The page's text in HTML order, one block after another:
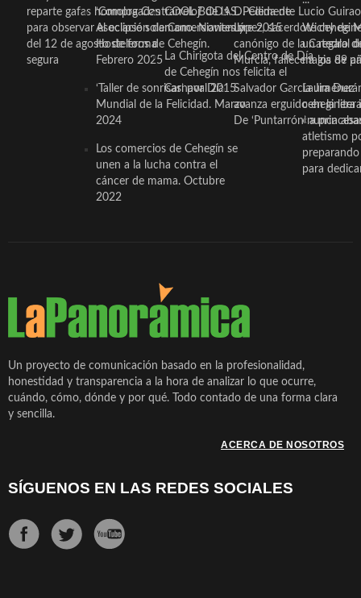
reparte gafas homologadas
para observar el eclipse solar
del 12 de agosto de forma
segura
‘Compra Contrarreloj’ de la
Asociación de Comerciantes y
Hosteleros de Cehegín.
Febrero 2025
‘Taller de sonrisas’ por Día
Mundial de la Felicidad. Marzo
2024
Los comercios de Cehegín se
unen a la lucha contra el
cáncer de mama. Octubre
2022
COOL BODAS. Pedida de
mano. Noviembre 2015
La Chirigota del Centro de Día
de Cehegín nos felicita el
Carnaval 2015
D. Clemente Lucio Guirao
López, sacerdote
canónigo de la Catedral
Murcia, fallece a los 89
Salvador García Jiménez
avanza erguido en la
De ‘Puntarrón’ a
Wichy de
un regalo
magia de
Laura
ceheginera
«nunca
atletismo
para
Un proyecto de comunicación basado en la profesionalidad,
honestidad y transparencia a la hora de analizar lo que ocurre,
cuándo, cómo, dónde y por qué. Todo contado de una forma clara
y sencilla.
ACERCA DE NOSOTROS
SÍGUENOS EN LAS REDES SOCIALES